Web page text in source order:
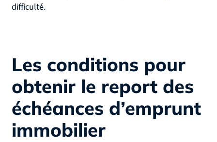
difficulté.
Les conditions pour
obtenir le report des
échéances d’emprunt
immobilier